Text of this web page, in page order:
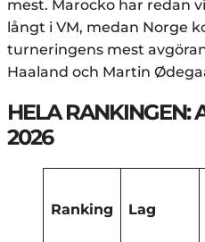
mest. Marocko har redan
långt i VM, medan Norge
turneringens mest
Haaland och Martin
HELA RANKINGEN:
2026
Ranking Lag